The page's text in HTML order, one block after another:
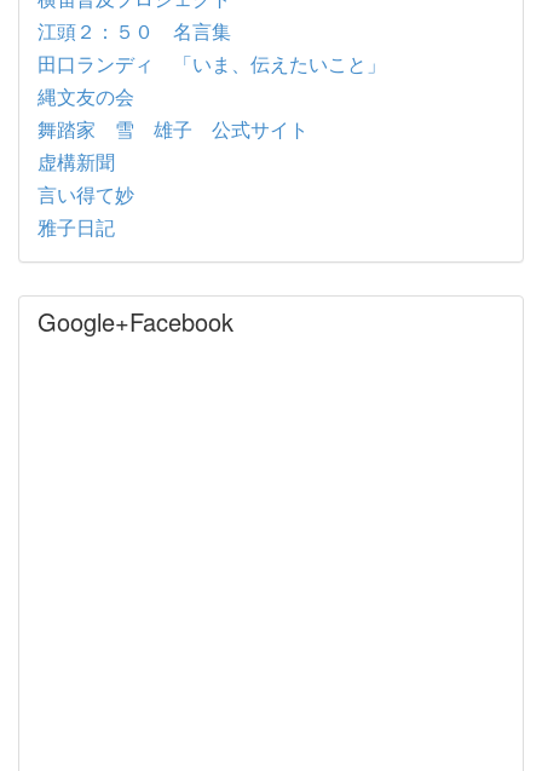
江頭２：５０ 名言集
田口ランディ 「いま、伝えたいこと」
縄文友の会
舞踏家 雪 雄子 公式サイト
虚構新聞
言い得て妙
雅子日記
Google+Facebook